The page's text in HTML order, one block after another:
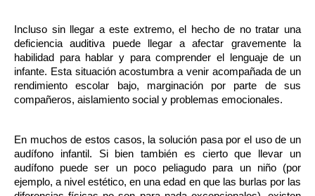
Incluso sin llegar a este extremo, el hecho de no tratar una
deficiencia auditiva puede llegar a afectar gravemente la
habilidad para hablar y para comprender el lenguaje de un
infante. Esta situación acostumbra a venir acompañada de un
rendimiento escolar bajo, marginación por parte de sus
compañeros, aislamiento social y problemas emocionales.
En muchos de estos casos, la solución pasa por el uso de un
audífono infantil. Si bien también es cierto que llevar un
audífono puede ser un poco peliagudo para un niño (por
ejemplo, a nivel estético, en una edad en que las burlas por las